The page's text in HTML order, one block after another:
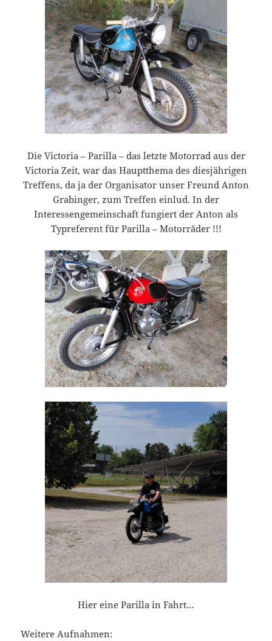
Die Victoria – Parilla – das letzte Motorrad aus der
Victoria Zeit, war das Hauptthema des diesjährigen
Treffens, da ja der Organisator unser Freund Anton
Grabinger, zum Treffen einlud. In der
Interessengemeinschaft fungiert der Anton als
Typreferent für Parilla – Motorräder !!!
Hier eine Parilla in Fahrt…
Weitere Aufnahmen: